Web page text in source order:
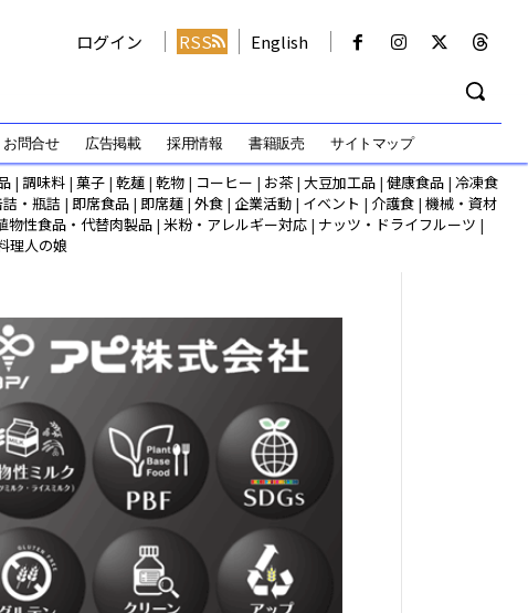
ログイン RSS English
お問合せ 広告掲載 採用情報 書籍販売 サイトマップ
| 調味料 | 菓子 | 乾麺 | 乾物 | コーヒー | お茶 | 大豆加工品 | 健康食品 | 冷凍食
・瓶詰 | 即席食品 | 即席麺 | 外食 | 企業活動 | イベント | 介護食 | 機械・資材
物性食品・代替肉製品 | 米粉・アレルギー対応 | ナッツ・ドライフルーツ |
理人の娘